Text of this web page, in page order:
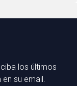
los últimos
su email.